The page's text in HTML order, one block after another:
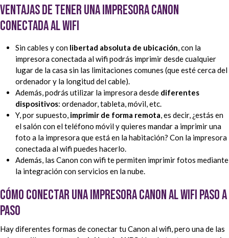
Ventajas de tener una impresora Canon
conectada al wifi
Sin cables y con libertad absoluta de ubicación, con la
impresora conectada al wifi podrás imprimir desde cualquier
lugar de la casa sin las limitaciones comunes (que esté cerca del
ordenador y la longitud del cable).
Además, podrás utilizar la impresora desde diferentes
dispositivos: ordenador, tableta, móvil, etc.
Y, por supuesto, imprimir de forma remota, es decir, ¿estás en
el salón con el teléfono móvil y quieres mandar a imprimir una
foto a la impresora que está en la habitación? Con la impresora
conectada al wifi puedes hacerlo.
Además, las Canon con wifi te permiten imprimir fotos mediante
la integración con servicios en la nube.
Cómo conectar una impresora Canon al wifi paso a
paso
Hay diferentes formas de conectar tu Canon al wifi, pero una de las